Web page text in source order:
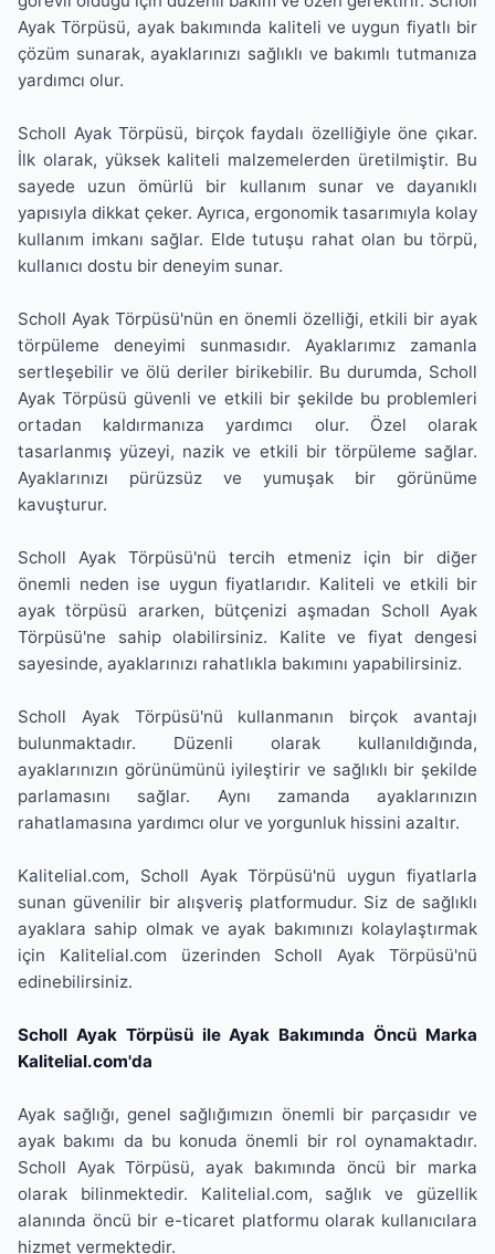
Ayak Törpüsü, ayak bakımında kaliteli ve uygun fiyatlı bir
çözüm sunarak, ayaklarınızı sağlıklı ve bakımlı tutmanıza
yardımcı olur.
Scholl Ayak Törpüsü, birçok faydalı özelliğiyle öne çıkar.
İlk olarak, yüksek kaliteli malzemelerden üretilmiştir. Bu
sayede uzun ömürlü bir kullanım sunar ve dayanıklı
yapısıyla dikkat çeker. Ayrıca, ergonomik tasarımıyla kolay
kullanım imkanı sağlar. Elde tutuşu rahat olan bu törpü,
kullanıcı dostu bir deneyim sunar.
Scholl Ayak Törpüsü'nün en önemli özelliği, etkili bir ayak
törpüleme deneyimi sunmasıdır. Ayaklarımız zamanla
sertleşebilir ve ölü deriler birikebilir. Bu durumda, Scholl
Ayak Törpüsü güvenli ve etkili bir şekilde bu problemleri
ortadan kaldırmanıza yardımcı olur. Özel olarak
tasarlanmış yüzeyi, nazik ve etkili bir törpüleme sağlar.
Ayaklarınızı pürüzsüz ve yumuşak bir görünüme
kavuşturur.
Scholl Ayak Törpüsü'nü tercih etmeniz için bir diğer
önemli neden ise uygun fiyatlarıdır. Kaliteli ve etkili bir
ayak törpüsü ararken, bütçenizi aşmadan Scholl Ayak
Törpüsü'ne sahip olabilirsiniz. Kalite ve fiyat dengesi
sayesinde, ayaklarınızı rahatlıkla bakımını yapabilirsiniz.
Scholl Ayak Törpüsü'nü kullanmanın birçok avantajı
bulunmaktadır. Düzenli olarak kullanıldığında,
ayaklarınızın görünümünü iyileştirir ve sağlıklı bir şekilde
parlamasını sağlar. Aynı zamanda ayaklarınızın
rahatlamasına yardımcı olur ve yorgunluk hissini azaltır.
Kalitelial.com, Scholl Ayak Törpüsü'nü uygun fiyatlarla
sunan güvenilir bir alışveriş platformudur. Siz de sağlıklı
ayaklara sahip olmak ve ayak bakımınızı kolaylaştırmak
için Kalitelial.com üzerinden Scholl Ayak Törpüsü'nü
edinebilirsiniz.
Scholl Ayak Törpüsü ile Ayak Bakımında Öncü Marka
Kalitelial.com'da
Ayak sağlığı, genel sağlığımızın önemli bir parçasıdır ve
ayak bakımı da bu konuda önemli bir rol oynamaktadır.
Scholl Ayak Törpüsü, ayak bakımında öncü bir marka
olarak bilinmektedir. Kalitelial.com, sağlık ve güzellik
alanında öncü bir e-ticaret platformu olarak kullanıcılara
hizmet vermektedir.